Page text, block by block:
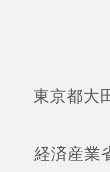
東京都大
経済産業